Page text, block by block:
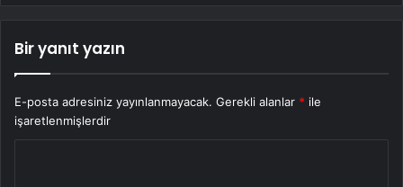
Bir yanıt yazın
E-posta adresiniz yayınlanmayacak. Gerekli alanlar * ile
işaretlenmişlerdir